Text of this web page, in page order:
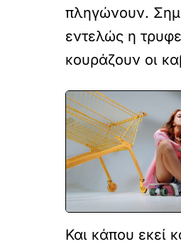
πληγώνουν.
εντελώς η
κουράζουν οι
Και κάπου εκεί